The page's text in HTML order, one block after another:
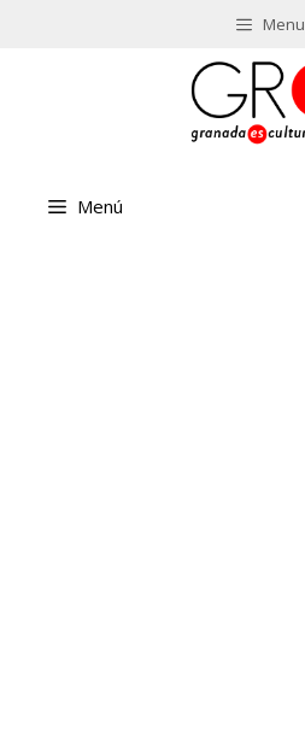
Menu
Menú